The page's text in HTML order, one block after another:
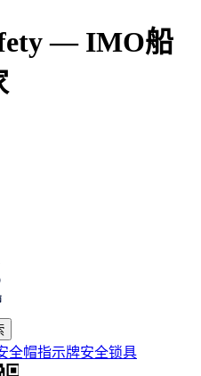
— IMO船
全帽指示牌安全锁具